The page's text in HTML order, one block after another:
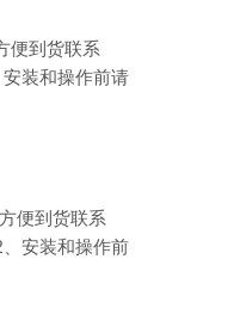
便到货联系
装和操作前请
便到货联系
安装和操作前